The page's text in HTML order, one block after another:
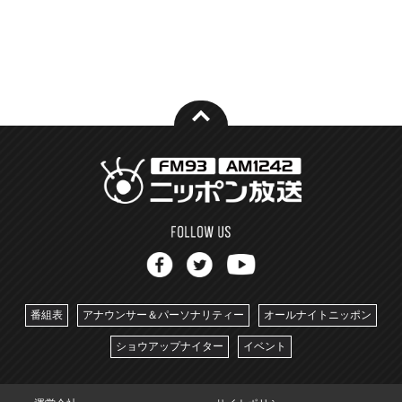
番組表 アナウンサー＆パーソナリティー オールナイトニッポン
ショウアップナイター イベント